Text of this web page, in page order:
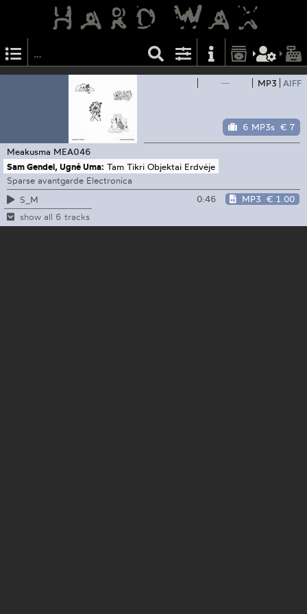
— MP3 AIFF
6 MP3s € 7
Meakusma MEA046
Sam Gendel, Ugnė Uma: Tam Tikri Objektai Erdvėje
Sparse avantgarde Electronica
S_M
0:46 MP3 € 1.00
show all 6 tracks